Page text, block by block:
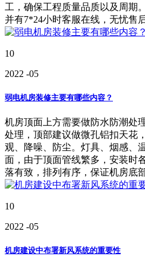
工，确保工程质量品质以及周期
并有7*24小时客服在线，无忧售后
10
2022 -05
弱电机房装修主要有哪些内容？
机房顶面上方需要做防水防潮处
处理，顶部建议做微孔铝扣天花
观、降噪、防尘。灯具、烟感、
面，由于顶面管线繁多，安装时
落有致，排列有序，保证机房底
10
2022 -05
机房建设中布署新风系统的重要性